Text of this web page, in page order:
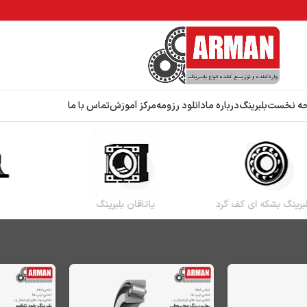
نخستبلبرینگدرباره مادانلود رزومهمرکز آموزشتماس با ما